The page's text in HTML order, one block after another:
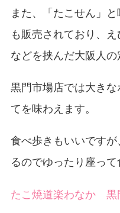
また、「たこせん」
も販売されており、
などを挟んだ大阪人の
黒門市場店では大き
てを味わえます。
食べ歩きもいいです
るのでゆったり座って
たこ焼道楽わなか 黒